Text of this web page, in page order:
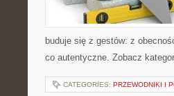
buduje się z gestów: z
co autentyczne. Zobacz
CATEGORIES: PRZEWODNIKI I